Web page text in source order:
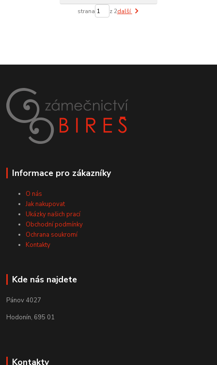
strana z 2další
Informace pro zákazníky
O nás
Jak nakupovat
Ukázky našich prací
Obchodní podmínky
Ochrana soukromí
Kontakty
Kde nás najdete
Pánov 4027
Hodonín, 695 01
Kontakty